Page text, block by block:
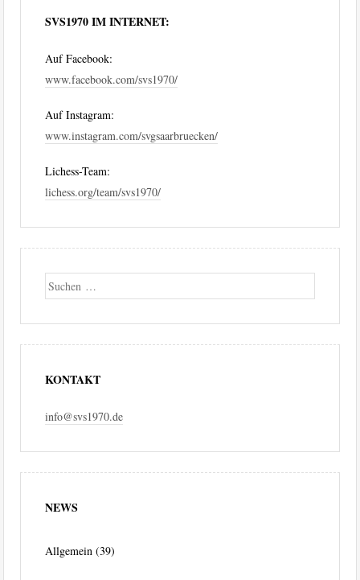
SVS1970 IM INTERNET:
Auf Facebook:
www.facebook.com/svs1970/
Auf Instagram:
www.instagram.com/svgsaarbruecken/
Lichess-Team:
lichess.org/team/svs1970/
Suche
KONTAKT
info@svs1970.de
NEWS
Allgemein (39)